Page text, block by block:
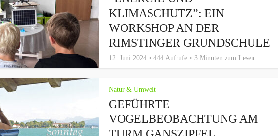
KLIMASCHUTZ”: EIN
WORKSHOP AN DER
RIMSTINGER GRUNDSCHULE
12. Juni 2024 444 Aufrufe 3 Minuten zum Lesen
Natur & Umwelt
GEFÜHRTE
VOGELBEOBACHTUNG AM